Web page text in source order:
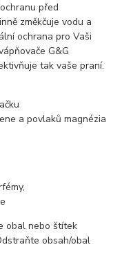
před
změkčuje vodu a
ochrana pro Vaši
G&G
tak vaše praní.
a povlaků magnézia
obal nebo štítek
obsah/obal